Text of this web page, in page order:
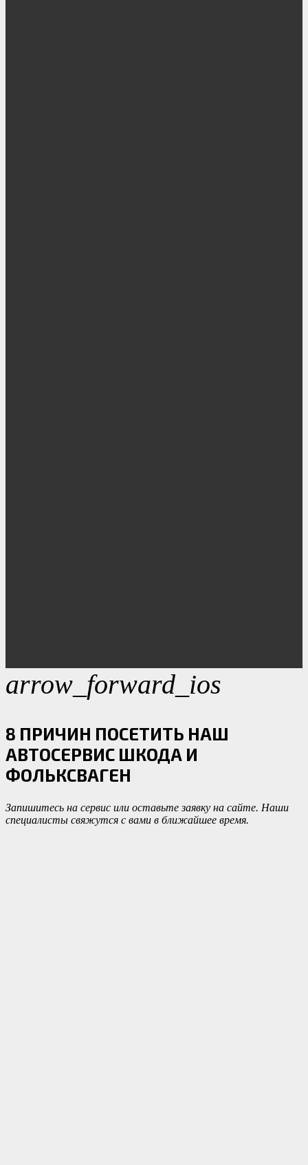
arrow_forward_ios
8 ПРИЧИН ПОСЕТИТЬ НАШ
АВТОСЕРВИС ШКОДА И
ФОЛЬКСВАГЕН
Запишитесь на сервис или оставьте заявку на сайте. Наши
специалисты свяжутся с вами в ближайшее время.